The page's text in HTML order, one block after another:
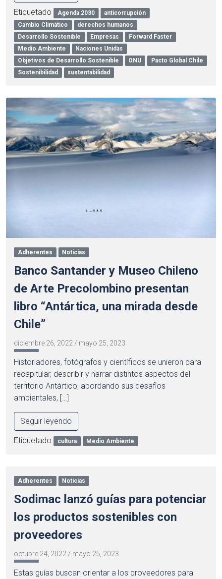
Etiquetado Agenda 2030
anticorrupción
Cambio Climático
derechos humanos
Desarrollo Sostenible
Empresas
Forward Faster
Medio Ambiente
Naciones Unidas
Objetivos de Desarrollo Sostenible
ONU
Pacto Global Chile
Sostenibilidad
sustentabilidad
Adherentes Noticias
Banco Santander y Museo Chileno
de Arte Precolombino presentan
libro “Antártica, una mirada desde
Chile”
diciembre 26, 2022 / mayo 25, 2023
Historiadores, fotógrafos y científicos se unieron para
recapitular, describir y narrar distintos aspectos del
territorio Antártico, abordando sus desafíos
ambientales, […]
Seguir leyendo
Etiquetado cultura Medio Ambiente
Adherentes Noticias
Sodimac lanzó guías para potenciar
los productos sostenibles con
proveedores
octubre 24, 2022 / mayo 25, 2023
Estas guías buscan orientar a los proveedores para